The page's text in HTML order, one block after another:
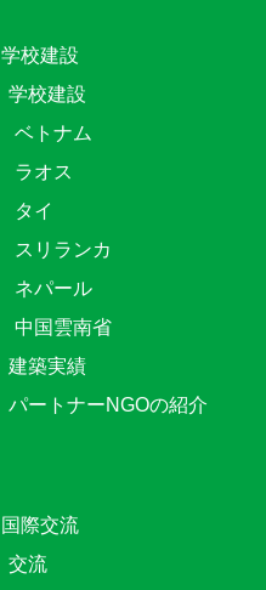
学校建設
学校建設
ベトナム
ラオス
タイ
スリランカ
ネパール
中国雲南省
建築実績
パートナーNGOの紹介
国際交流
交流